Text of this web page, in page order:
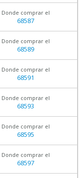
Donde comprar el
68587
Donde comprar el
68589
Donde comprar el
68591
Donde comprar el
68593
Donde comprar el
68595
Donde comprar el
68597